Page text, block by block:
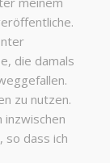
die damals
zu nutzen.
so dass ich